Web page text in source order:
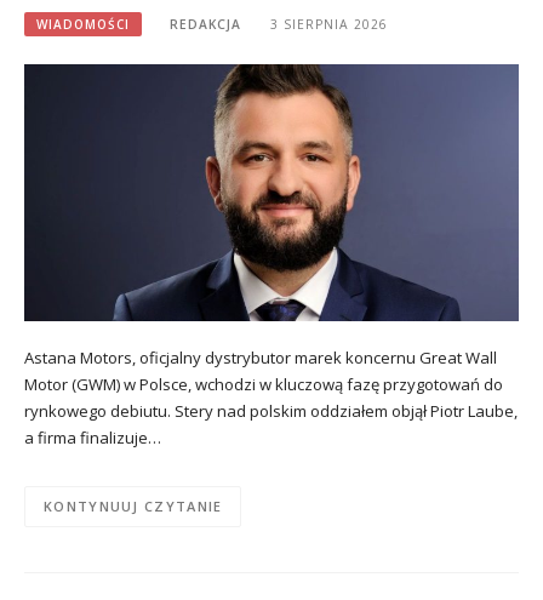
WIADOMOŚCI REDAKCJA 3 SIERPNIA 2026
Astana Motors, oficjalny dystrybutor marek koncernu Great Wall
Motor (GWM) w Polsce, wchodzi w kluczową fazę przygotowań do
rynkowego debiutu. Stery nad polskim oddziałem objął Piotr Laube,
a firma finalizuje…
KONTYNUUJ CZYTANIE